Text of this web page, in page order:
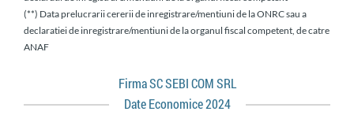
(**) Data prelucrarii cererii de inregistrare/mentiuni de la ONRC sau a
declaratiei de inregistrare/mentiuni de la organul fiscal competent, de catre
ANAF
Firma SC SEBI COM SRL
Date Economice 2024